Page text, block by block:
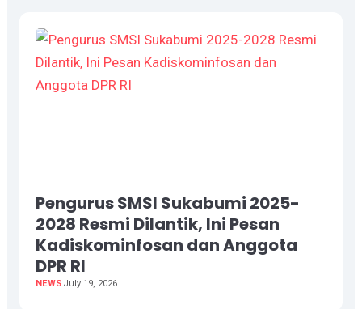
Pengurus SMSI Sukabumi 2025-
2028 Resmi Dilantik, Ini Pesan
Kadiskominfosan dan Anggota
DPR RI
NEWS July 19, 2026